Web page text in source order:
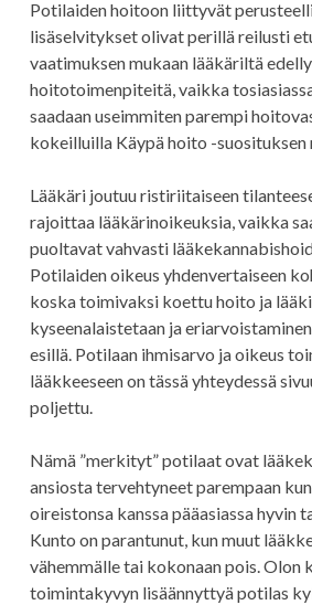
Potilaiden hoitoon liittyvät
lisäselvitykset olivat perillä reilusti
vaatimuksen mukaan lääkäriltä
hoitotoimenpiteitä, vaikka
saadaan useimmiten parempi
kokeilluilla Käypä hoito -suosituksen
Lääkäri joutuu ristiriitaiseen
rajoittaa lääkärinoikeuksia, vaikka
puoltavat vahvasti
Potilaiden oikeus yhdenvertaiseen
koska toimivaksi koettu hoito ja
kyseenalaistetaan ja
esillä. Potilaan ihmisarvo ja oikeus
lääkkeeseen on tässä yhteydessä
poljettu.
Nämä ”merkityt” potilaat ovat
ansiosta tervehtyneet parempaan
oireistonsa kanssa pääasiassa hyvin
Kunto on parantunut, kun muut
vähemmälle tai kokonaan pois. Olon
toimintakyvyn lisäännyttyä potilas